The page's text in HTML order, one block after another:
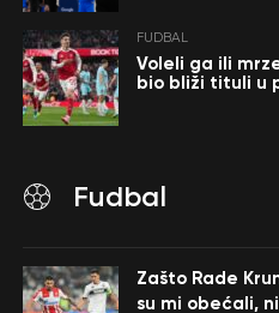
FUDBAL
Voleli ga ili
bio bliži tituli u
Fudbal
Zašto Rade
su mi obećali,